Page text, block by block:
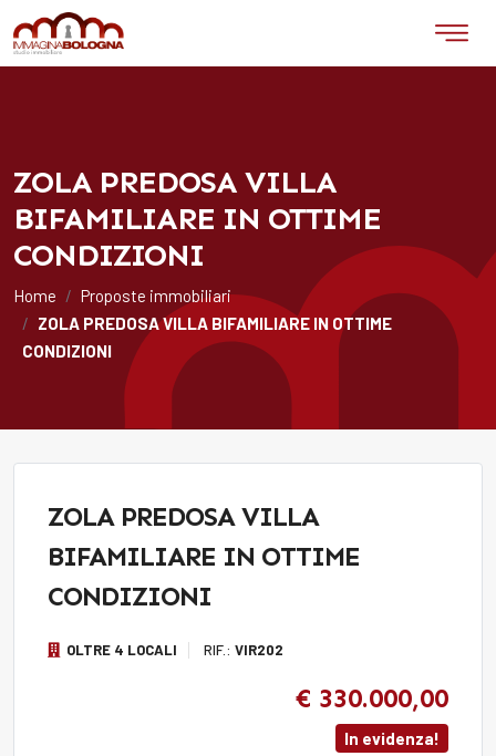
ZOLA PREDOSA VILLA
BIFAMILIARE IN OTTIME
CONDIZIONI
Home
Proposte immobiliari
ZOLA PREDOSA VILLA BIFAMILIARE IN OTTIME
CONDIZIONI
ZOLA PREDOSA VILLA
BIFAMILIARE IN OTTIME
CONDIZIONI
OLTRE 4 LOCALI RIF.: VIR202
€ 330.000,00
In evidenza!